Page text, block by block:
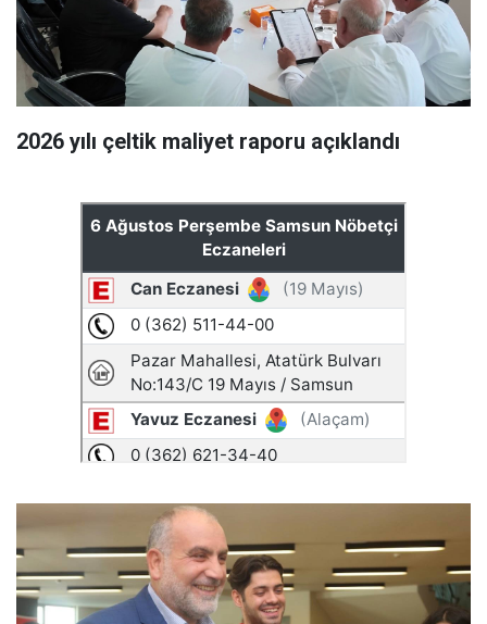
2026 yılı çeltik maliyet raporu açıklandı